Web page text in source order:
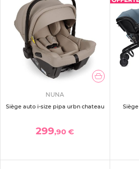
NUNA
Siège auto i-size pipa urbn chateau
299,90 €